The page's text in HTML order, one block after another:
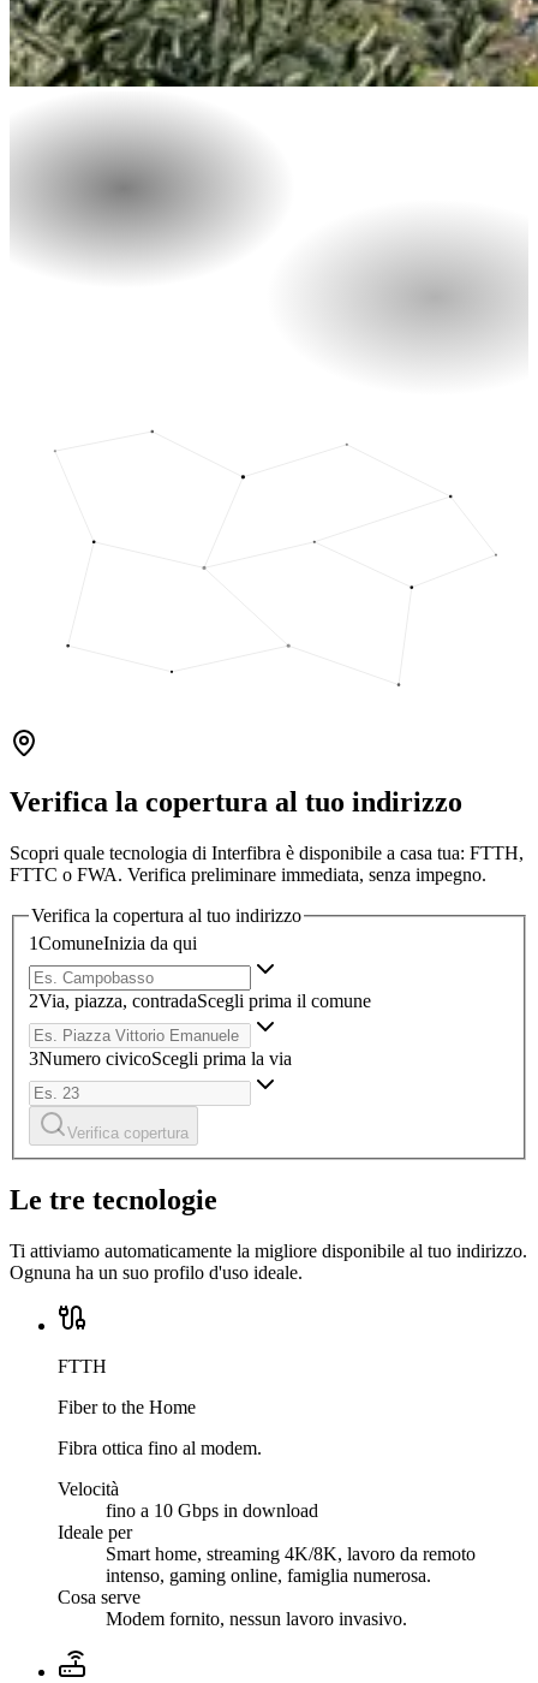
Verifica la copertura al tuo indirizzo
Scopri quale tecnologia di Interfibra è disponibile a casa tua: FTTH,
FTTC o FWA. Verifica preliminare immediata, senza impegno.
Verifica la copertura al tuo indirizzo
1ComuneInizia da qui
2Via, piazza, contradaScegli prima il comune
3Numero civicoScegli prima la via
Verifica copertura
Le tre tecnologie
Ti attiviamo automaticamente la migliore disponibile al tuo indirizzo.
Ognuna ha un suo profilo d'uso ideale.
FTTH
Fiber to the Home
Fibra ottica fino al modem.
Velocità
fino a 10 Gbps in download
Ideale per
Smart home, streaming 4K/8K, lavoro da remoto
intenso, gaming online, famiglia numerosa.
Cosa serve
Modem fornito, nessun lavoro invasivo.